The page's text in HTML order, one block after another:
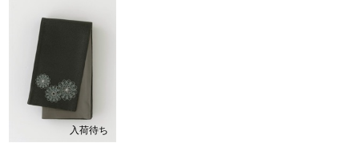
入荷待ち